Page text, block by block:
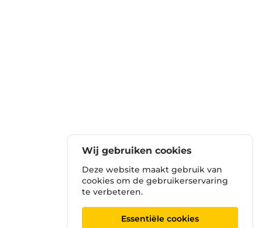
Wij gebruiken cookies
Deze website maakt gebruik van
cookies om de gebruikerservaring
te verbeteren.
Essentiële cookies